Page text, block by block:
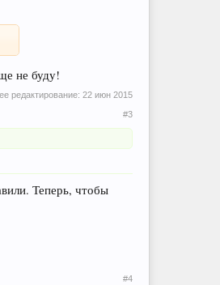
не буду!
редактирование: 22 июн 2015
#3
Теперь, чтобы
#4